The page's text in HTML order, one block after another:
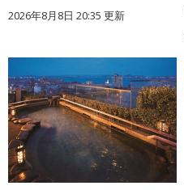
2026年8月8日 20:35 更新